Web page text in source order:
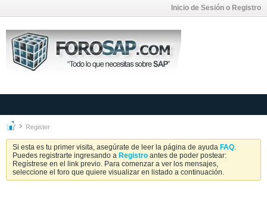
Inicio de Sesión o Registro
Register
Si esta es tu primer visita, asegúrate de leer la página de ayuda FAQ.
Puedes registrarte ingresando a Registro antes de poder postear:
Regístrese en el link previo. Para comenzar a ver los mensajes,
seleccione el foro que quiere visualizar en listado a continuación.